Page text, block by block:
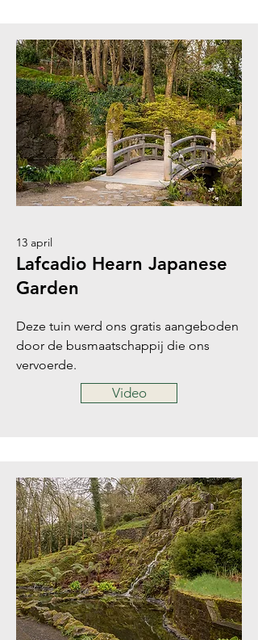
13 april
Lafcadio Hearn Japanese
Garden
Deze tuin werd ons gratis aangeboden
door de busmaatschappij die ons
vervoerde.
Video